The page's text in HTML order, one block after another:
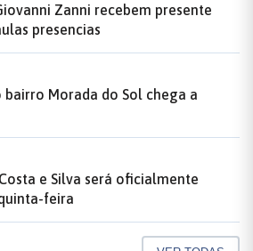
Zanni recebem presente
presencias
bairro Morada do Sol chega a
e Silva será oficialmente
feira